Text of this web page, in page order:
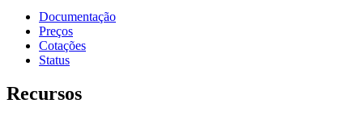
Documentação
Preços
Cotações
Status
Recursos